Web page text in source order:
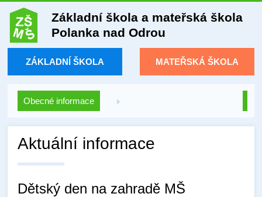
Základní škola a mateřská škola
Polanka nad Odrou
ZÁKLADNÍ ŠKOLA MATEŘSKÁ ŠKOLA
Obecné informace
Aktuální informace
Dětský den na zahradě MŠ